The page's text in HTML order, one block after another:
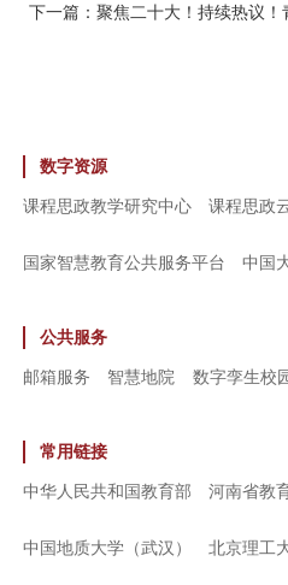
下一篇： 聚焦二十大！持续热议！
数字资源
课程思政教学研究中心 课程思政
国家智慧教育公共服务平台 中国
公共服务
邮箱服务 智慧地院 数字孪生校
常用链接
中华人民共和国教育部 河南省教
中国地质大学（武汉） 北京理工